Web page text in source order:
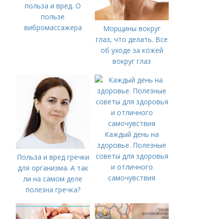
польза и вред. О
пользе
вибромассажера
Морщины вокруг
глаз, что делать. Все
об уходе за кожей
вокруг глаз
Польза и вред гречки
для организма. А так
ли на самом деле
полезна гречка?
Каждый день на
здоровье. Полезные
советы для здоровья
и отличного
самочувствия